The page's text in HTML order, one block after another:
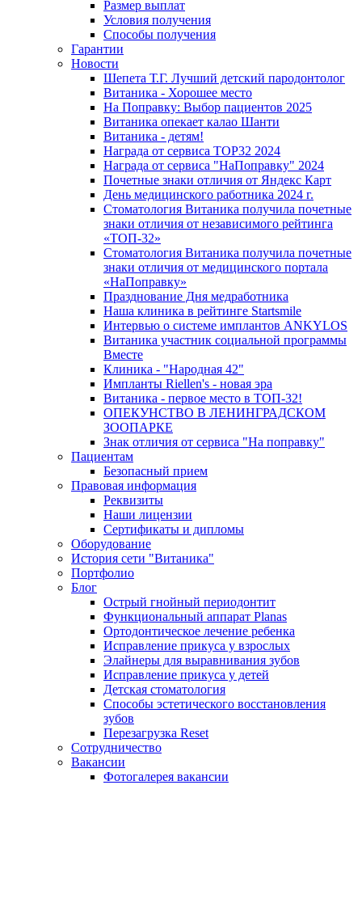
Размер выплат
Условия получения
Способы получения
Гарантии
Новости
Шепета Т.Г. Лучший детский пародонтолог
Витаника - Хорошее место
На Поправку: Выбор пациентов 2025
Витаника опекает калао Шанти
Витаника - детям!
Награда от сервиса TOP32 2024
Награда от сервиса "НаПоправку" 2024
Почетные знаки отличия от Яндекс Карт
День медицинского работника 2024 г.
Стоматология Витаника получила почетные
знаки отличия от независимого рейтинга
«ТОП-32»
Стоматология Витаника получила почетные
знаки отличия от медицинского портала
«НаПоправку»
Празднование Дня медработника
Наша клиника в рейтинге Startsmile
Интервью о системе имплантов ANKYLOS
Витаника участник социальной программы
Вместе
Клиника - "Народная 42"
Импланты Riellen's - новая эра
Витаника - первое место в ТОП-32!
ОПЕКУНСТВО В ЛЕНИНГРАДСКОМ
ЗООПАРКЕ
Знак отличия от сервиса "На поправку"
Пациентам
Безопасный прием
Правовая информация
Реквизиты
Наши лицензии
Сертификаты и дипломы
Оборудование
История сети "Витаника"
Портфолио
Блог
Острый гнойный периодонтит
Функциональный аппарат Planas
Ортодонтическое лечение ребенка
Исправление прикуса у взрослых
Элайнеры для выравнивания зубов
Исправление прикуса у детей
Детская стоматология
Способы эстетического восстановления
зубов
Перезагрузка Reset
Сотрудничество
Вакансии
Фотогалерея вакансии